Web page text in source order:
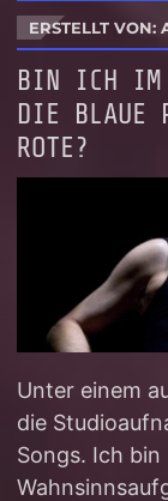
ERSTELLT VON:
BIN ICH IM
DIE BLAUE
ROTE?
Unter einem
die
Songs. Ich